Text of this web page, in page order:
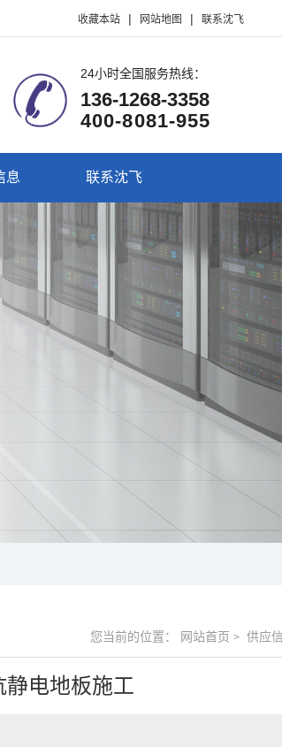
收藏本站 | 网站地图 | 联系沈飞
地板、硫酸钙静电地板、PVC防静电地板、HPL防静电
24小时全国服务热线：
136-1268-3358
400-8081-955
息 联系沈飞
您当前的位置： 网站首页 > 供应
电地板施工